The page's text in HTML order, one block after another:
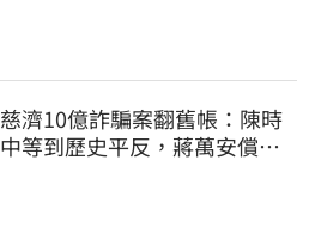
慈濟10億詐騙案翻舊帳：陳時
中等到歷史平反，蔣萬安償還